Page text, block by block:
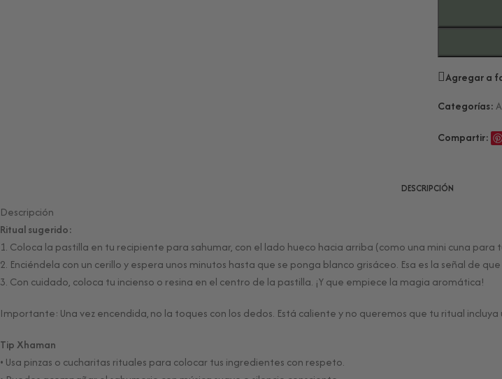
Agregar a
Categorías:
Compartir:
DESCRIPCIÓN
Descripción
Ritual sugerido:
1. Coloca la pastilla en tu recipiente para sahumar, con el lado hueco hacia arriba (como una mini cuna para
2. Enciéndela con un cerillo y espera unos minutos hasta que se ponga blanco grisáceo. Esa es la señal de
3. Con cuidado, coloca tu incienso o resina en el centro de la pastilla. ¡Y que empiece la magia aromática!
Importante: Una vez encendida, no la toques con los dedos. Está caliente y no queremos que tu ritual
Tip Xhaman
• Usa pinzas o cucharitas rituales para colocar tus ingredientes con respeto.